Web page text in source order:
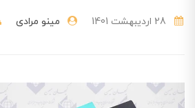
مینو مرادی